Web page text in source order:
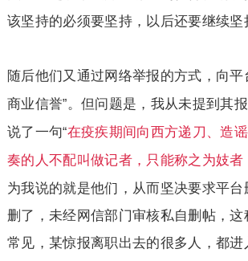
该坚持的必须要坚持，以后还要继续坚
随后他们又通过网络举报的方式，向平
商业信誉”。但问题是，我从未提到其
说了一句“在疫疾期间向西方递刀、造
奏的人不配叫做记者，只能称之为妓者
为我说的就是他们，从而坚决要求平台
删了，未经网信部门审核私自删帖，这
常见，某惊报离职出去的很多人，都进